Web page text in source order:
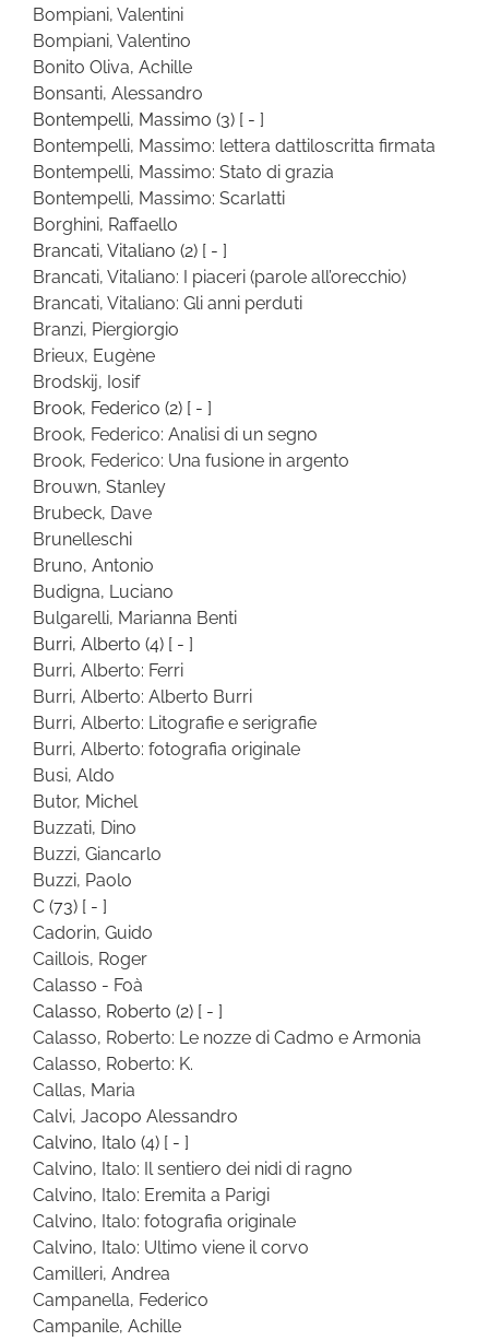
Bompiani, Valentini
Bompiani, Valentino
Bonito Oliva, Achille
Bonsanti, Alessandro
Bontempelli, Massimo (3) [ - ]
Bontempelli, Massimo: lettera dattiloscritta firmata
Bontempelli, Massimo: Stato di grazia
Bontempelli, Massimo: Scarlatti
Borghini, Raffaello
Brancati, Vitaliano (2) [ - ]
Brancati, Vitaliano: I piaceri (parole all’orecchio)
Brancati, Vitaliano: Gli anni perduti
Branzi, Piergiorgio
Brieux, Eugène
Brodskij, Iosif
Brook, Federico (2) [ - ]
Brook, Federico: Analisi di un segno
Brook, Federico: Una fusione in argento
Brouwn, Stanley
Brubeck, Dave
Brunelleschi
Bruno, Antonio
Budigna, Luciano
Bulgarelli, Marianna Benti
Burri, Alberto (4) [ - ]
Burri, Alberto: Ferri
Burri, Alberto: Alberto Burri
Burri, Alberto: Litografie e serigrafie
Burri, Alberto: fotografia originale
Busi, Aldo
Butor, Michel
Buzzati, Dino
Buzzi, Giancarlo
Buzzi, Paolo
C (73) [ - ]
Cadorin, Guido
Caillois, Roger
Calasso - Foà
Calasso, Roberto (2) [ - ]
Calasso, Roberto: Le nozze di Cadmo e Armonia
Calasso, Roberto: K.
Callas, Maria
Calvi, Jacopo Alessandro
Calvino, Italo (4) [ - ]
Calvino, Italo: Il sentiero dei nidi di ragno
Calvino, Italo: Eremita a Parigi
Calvino, Italo: fotografia originale
Calvino, Italo: Ultimo viene il corvo
Camilleri, Andrea
Campanella, Federico
Campanile, Achille